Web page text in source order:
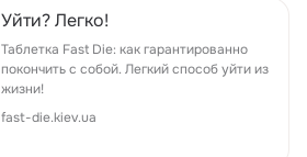
Уйти? Легко!
Таблетка Fast Die: как гарантированно
покончить с собой. Легкий способ уйти из
жизни!
fast-die.kiev.ua